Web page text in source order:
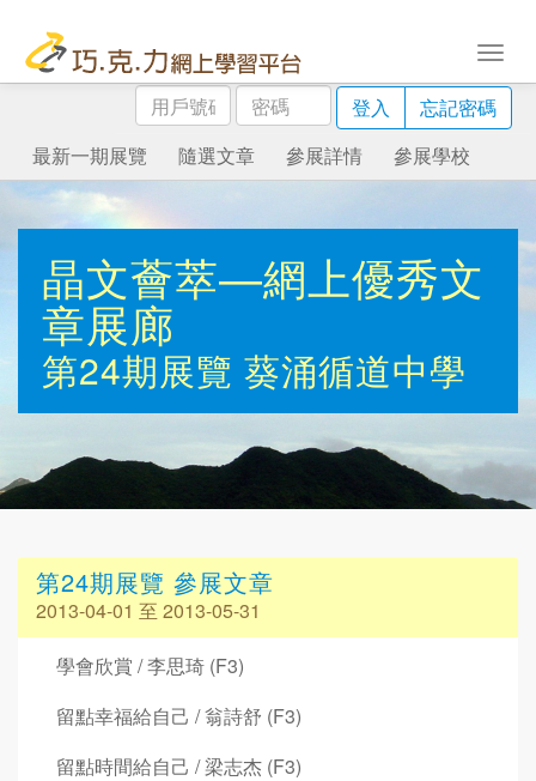
用
戶
號
碼
密
碼
登入
忘記密碼
最新一期展覽
隨選文章 參展詳情 參展學校
晶文薈萃—網上優秀文
章展廊
第24期展覽 葵涌循道中學
第24期展覽 參展文章
2013-04-01 至 2013-05-31
學會欣賞 / 李思琦 (F3)
留點幸福給自己 / 翁詩舒 (F3)
留點時間給自己 / 梁志杰 (F3)